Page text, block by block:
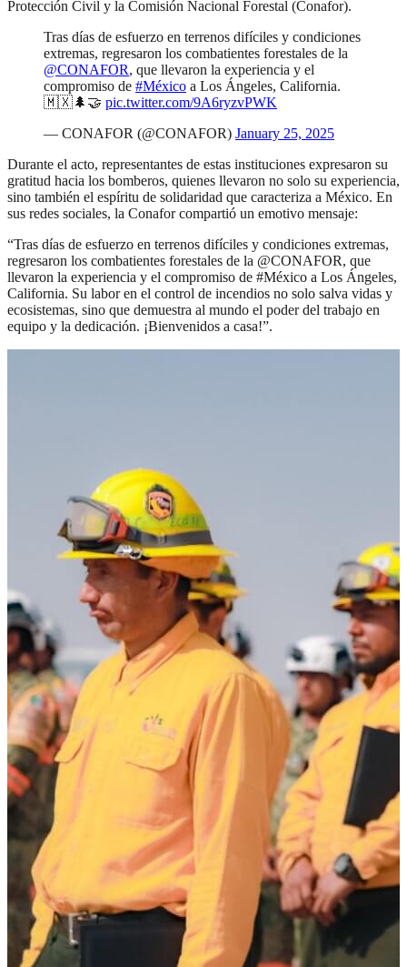
Protección Civil y la Comisión Nacional Forestal (Conafor).
Tras días de esfuerzo en terrenos difíciles y condiciones
extremas, regresaron los combatientes forestales de la
@CONAFOR, que llevaron la experiencia y el
compromiso de #México a Los Ángeles, California.
🇲🇽🌲🤝 pic.twitter.com/9A6ryzvPWK
— CONAFOR (@CONAFOR) January 25, 2025
Durante el acto, representantes de estas instituciones expresaron su
gratitud hacia los bomberos, quienes llevaron no solo su experiencia,
sino también el espíritu de solidaridad que caracteriza a México. En
sus redes sociales, la Conafor compartió un emotivo mensaje:
“Tras días de esfuerzo en terrenos difíciles y condiciones extremas,
regresaron los combatientes forestales de la @CONAFOR, que
llevaron la experiencia y el compromiso de #México a Los Ángeles,
California. Su labor en el control de incendios no solo salva vidas y
ecosistemas, sino que demuestra al mundo el poder del trabajo en
equipo y la dedicación. ¡Bienvenidos a casa!”.